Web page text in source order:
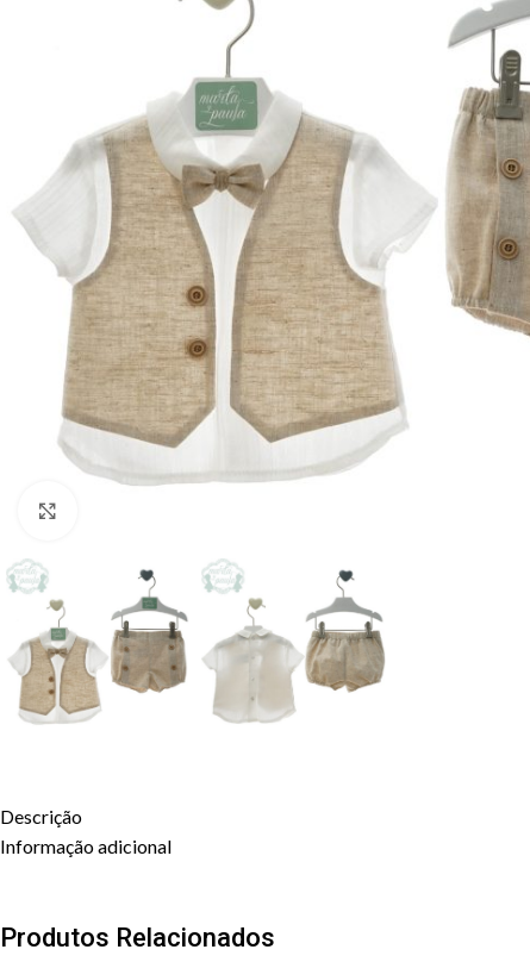
Descrição
Informação adicional
Produtos Relacionados